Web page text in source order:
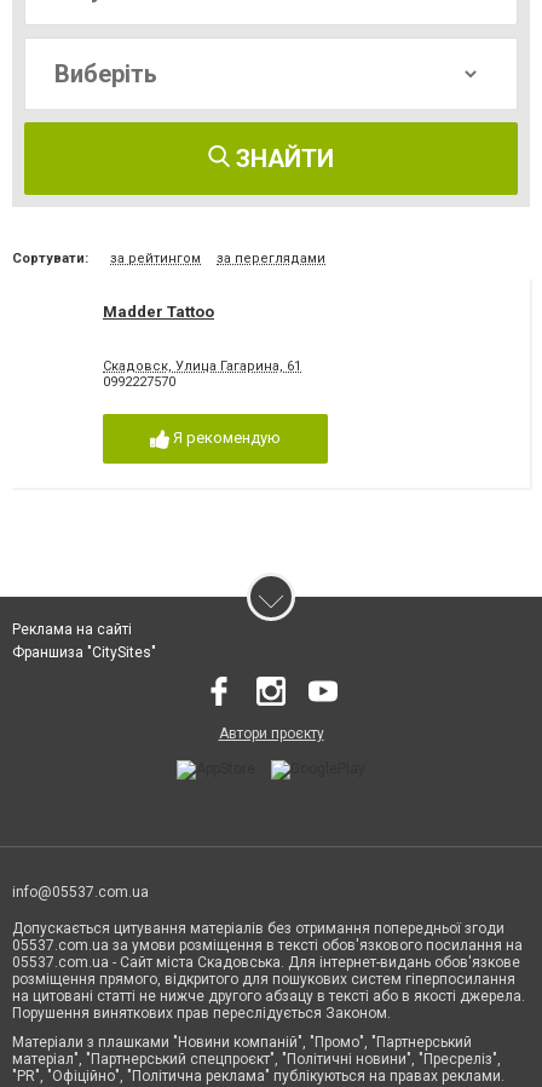
ЗНАЙТИ
Сортувати: за рейтингом за переглядами
Madder Tattoo
Скадовск, Улица Гагарина, 61
0992227570
Я рекомендую
Реклама на сайті
Франшиза "CitySites"
Автори проєкту
info@05537.com.ua
Допускається цитування матеріалів без отримання попередньої згоди
05537.com.ua за умови розміщення в тексті обов'язкового посилання на
05537.com.ua - Сайт міста Скадовська. Для інтернет-видань обов'язкове
розміщення прямого, відкритого для пошукових систем гіперпосилання
на цитовані статті не нижче другого абзацу в тексті або в якості джерела.
Порушення виняткових прав переслідується Законом.
Матеріали з плашками "Новини компаній", "Промо", "Партнерський
матеріал", "Партнерський спецпроєкт", "Політичні новини", "Пресреліз",
"PR", "Офіційно", "Політична реклама" публікуються на правах реклами.